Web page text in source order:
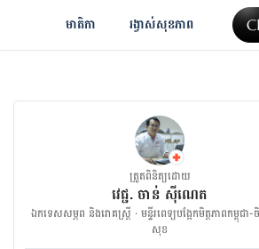
មាតិកា រង្វាស់​សុខភាព
ត្រួតពិនិត្យដោយ
វេជ្ជ. ចាន់ ស៊ីណេត
ឯកទេសសម្ភព និងរោគស្ត្រី · ម​ន្ទីរពេទ្យបង្អែកមិត្តភាពកម្ពុជ
សុខ